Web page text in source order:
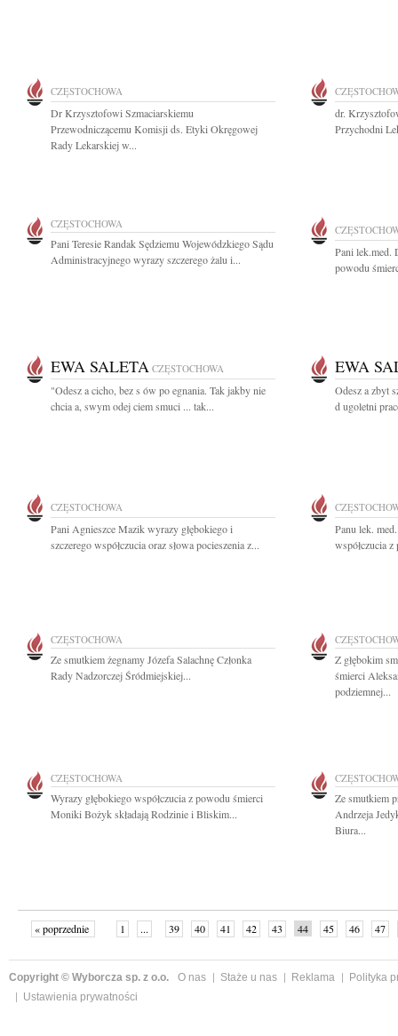
CZĘSTOCHOWA
Dr Krzysztofowi Szmaciarskiemu
Przewodniczącemu Komisji ds. Etyki Okręgowej
Rady Lekarskiej w...
dr.
Przychodni
CZĘSTOCHOWA
Pani Teresie Randak Sędziemu Wojewódzkiego Sądu
Administracyjnego wyrazy szczerego żalu i...
Pani lek.med.
powodu
EWA SALETA CZĘSTOCHOWA
"Odesz a cicho, bez s ów po egnania. Tak jakby nie
chcia a, swym odej ciem smuci ... tak...
EWA
Odesz a zbyt
d ugoletni
CZĘSTOCHOWA
Pani Agnieszce Mazik wyrazy głębokiego i
szczerego współczucia oraz słowa pocieszenia z...
Panu lek.
współczucia
CZĘSTOCHOWA
Ze smutkiem żegnamy Józefa Salachnę Członka
Rady Nadzorczej Śródmiejskiej...
Z głębokim
śmierci
podziemnej...
CZĘSTOCHOWA
Wyrazy głębokiego współczucia z powodu śmierci
Moniki Bożyk składają Rodzinie i Bliskim...
Ze smutkiem
Andrzeja
Biura...
« poprzednie 1 ... 39 40 41 42 43 44 45 46
47
Copyright © Wyborcza sp. z o.o. O nas Staże u nas Reklama
Polityka
Ustawienia prywatności